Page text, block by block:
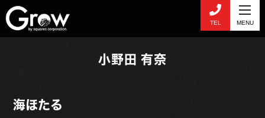
TEL MENU
小野田 有奈
海ほたる